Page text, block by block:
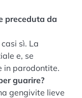
preceduta da
sì. La
e, se
in parodontite.
guarire?
gengivite lieve